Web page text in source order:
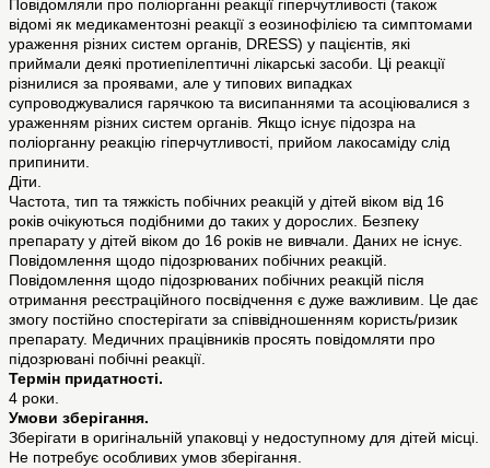
Повідомляли про поліорганні реакції гіперчутливості (також
відомі як медикаментозні реакції з еозинофілією та симптомами
ураження різних систем органів, DRESS) у пацієнтів, які
приймали деякі протиепілептичні лікарські засоби. Ці реакції
різнилися за проявами, але у типових випадках
супроводжувалися гарячкою та висипаннями та асоціювалися з
ураженням різних систем органів. Якщо існує підозра на
поліорганну реакцію гіперчутливості, прийом лакосаміду слід
припинити.
Діти.
Частота, тип та тяжкість побічних реакцій у дітей віком від 16
років очікуються подібними до таких у дорослих. Безпеку
препарату у дітей віком до 16 років не вивчали. Даних не існує.
Повідомлення щодо підозрюваних побічних реакцій.
Повідомлення щодо підозрюваних побічних реакцій після
отримання реєстраційного посвідчення є дуже важливим. Це дає
змогу постійно спостерігати за співвідношенням користь/ризик
препарату. Медичних працівників просять повідомляти про
підозрювані побічні реакції.
Термін придатності.
4 роки.
Умови зберігання.
Зберігати в оригінальній упаковці у недоступному для дітей місці.
Не потребує особливих умов зберігання.